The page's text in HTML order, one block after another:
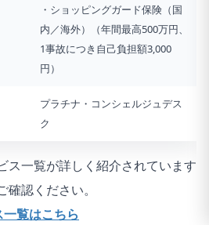
・ショッピングガード保険（国
内／海外）（年間最高500万円、
1事故につき自己負担額3,000
円）
プラチナ・コンシェルジュデス
ク
ス一覧が詳しく紹介されています
認ください。
覧はこちら